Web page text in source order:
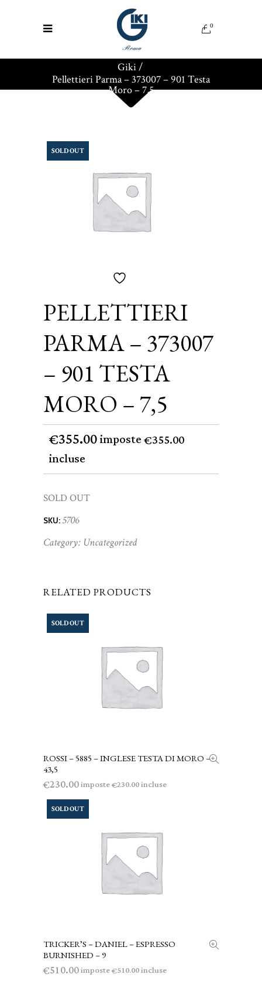
0
Giki/
Pellettieri Parma – 373007 – 901 Testa
Moro – 7,5
SOLD OUT
PELLETTIERI
PARMA – 373007
– 901 TESTA
MORO – 7,5
€355.00imposte€355.00
incluse
SOLD OUT
SKU: 5706
Category: Uncategorized
RELATED PRODUCTS
SOLD OUT
LEGGI TUTTO
ROSSI – 5885 – INGLESE TESTA DI MORO –
43,5
€230.00imposte€230.00incluse
SOLD OUT
LEGGI TUTTO
TRICKER’S – DANIEL – ESPRESSO
BURNISHED – 9
€510.00imposte€510.00incluse